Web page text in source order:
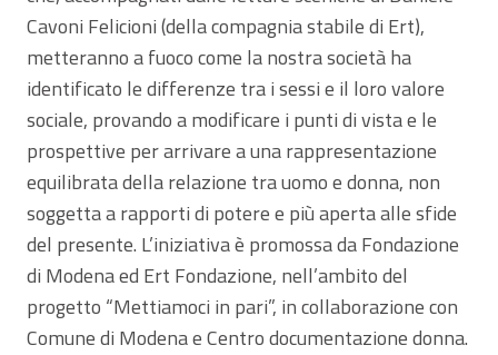
Cavoni Felicioni (della compagnia stabile di Ert),
metteranno a fuoco come la nostra società ha
identificato le differenze tra i sessi e il loro valore
sociale, provando a modificare i punti di vista e le
prospettive per arrivare a una rappresentazione
equilibrata della relazione tra uomo e donna, non
soggetta a rapporti di potere e più aperta alle sfide
del presente. L’iniziativa è promossa da Fondazione
di Modena ed Ert Fondazione, nell’ambito del
progetto “Mettiamoci in pari”, in collaborazione con
Comune di Modena e Centro documentazione donna.